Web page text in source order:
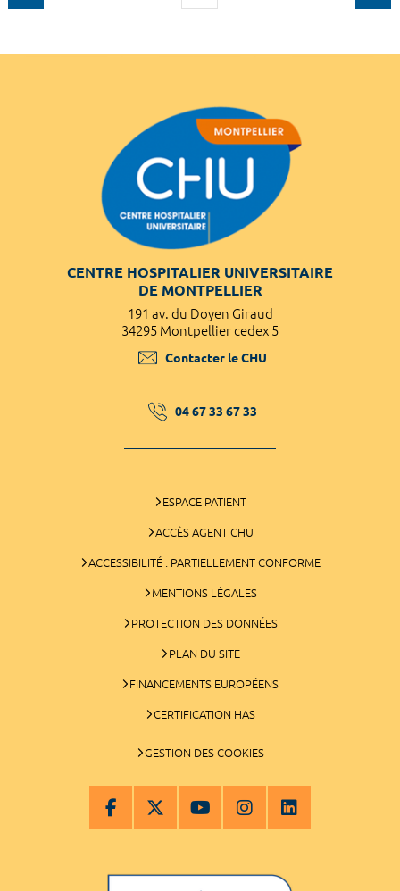
CENTRE HOSPITALIER UNIVERSITAIRE
DE MONTPELLIER
191 av. du Doyen Giraud
34295 Montpellier cedex 5
Contacter le CHU
04 67 33 67 33
ESPACE PATIENT
ACCÈS AGENT CHU
ACCESSIBILITÉ : PARTIELLEMENT CONFORME
MENTIONS LÉGALES
PROTECTION DES DONNÉES
PLAN DU SITE
FINANCEMENTS EUROPÉENS
CERTIFICATION HAS
GESTION DES COOKIES